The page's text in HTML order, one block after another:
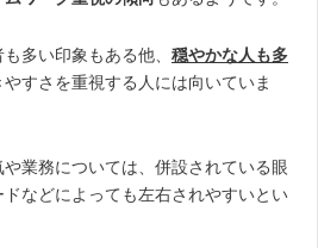
多い印象もある他、 穏やかな人も多
やすさを重視する人には向いていま
業務については、併設されている眼
などによっても左右されやすいとい